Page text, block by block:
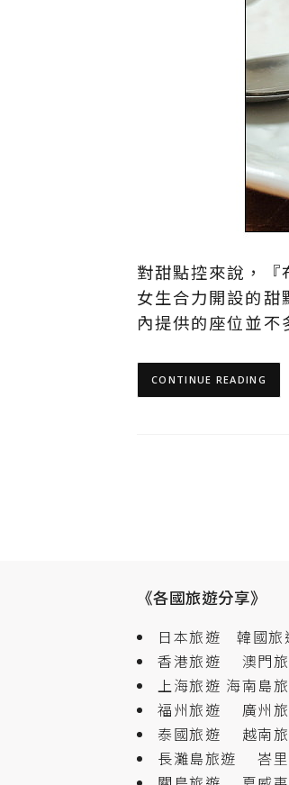
對甜點控來說，
女生合力開設的
內提供的座位並
CONTINUE READING
《各國旅遊分享》
日本旅遊
韓國旅
香港旅遊
澳門
上海旅遊 海南島
福州旅遊
廣州
泰國旅遊
越南
長灘島旅遊
峇